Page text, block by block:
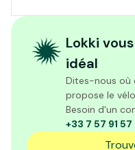
Lokki
idéal
Dites-nous où
propose le
Besoin d'un
+33 7 57 91 57